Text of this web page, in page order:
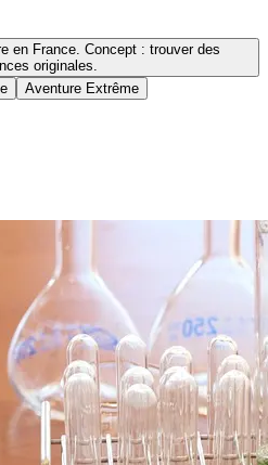
en France. Concept : trouver des
originales.
Aventure Extrême